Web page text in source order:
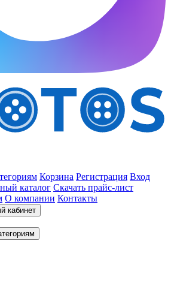
Корзина Регистрация Вход
каталог Скачать прайс-лист
О компании Контакты
кабинет